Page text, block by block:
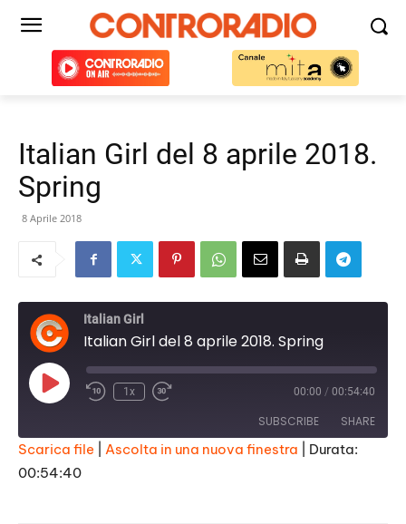
Italian Girl del 8 aprile 2018.
Spring
8 Aprile 2018
Italian Girl
Italian Girl del 8 aprile 2018. Spring
Play
Episode
1x 00:00 / 00:54:40
SUBSCRIBE SHARE
SHARE
Scarica file Ascolta in una nuova finestra
Durata:
00:54:40